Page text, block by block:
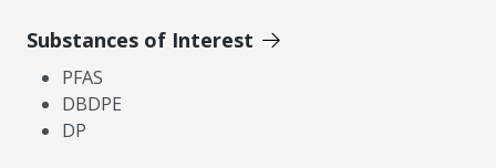
Substances of Interest
PFAS
DBDPE
DP